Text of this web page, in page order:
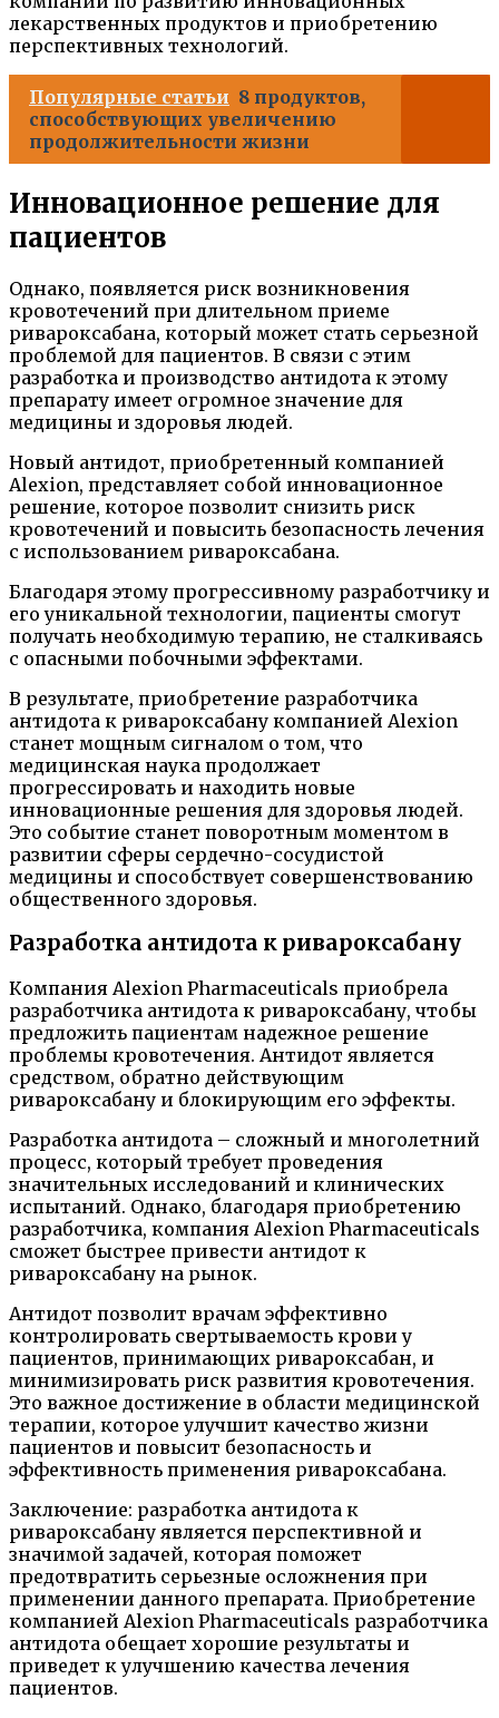
лекарственных продуктов и приобретению
перспективных технологий.
Популярные статьи 8 продуктов,
способствующих увеличению
продолжительности жизни
Инновационное решение для
пациентов
Однако, появляется риск возникновения
кровотечений при длительном приеме
ривароксабана, который может стать серьезной
проблемой для пациентов. В связи с этим
разработка и производство антидота к этому
препарату имеет огромное значение для
медицины и здоровья людей.
Новый антидот, приобретенный компанией
Alexion, представляет собой инновационное
решение, которое позволит снизить риск
кровотечений и повысить безопасность лечения
с использованием ривароксабана.
Благодаря этому прогрессивному разработчику и
его уникальной технологии, пациенты смогут
получать необходимую терапию, не сталкиваясь
с опасными побочными эффектами.
В результате, приобретение разработчика
антидота к ривароксабану компанией Alexion
станет мощным сигналом о том, что
медицинская наука продолжает
прогрессировать и находить новые
инновационные решения для здоровья людей.
Это событие станет поворотным моментом в
развитии сферы сердечно-сосудистой
медицины и способствует совершенствованию
общественного здоровья.
Разработка антидота к ривароксабану
Компания Alexion Pharmaceuticals приобрела
разработчика антидота к ривароксабану, чтобы
предложить пациентам надежное решение
проблемы кровотечения. Антидот является
средством, обратно действующим
ривароксабану и блокирующим его эффекты.
Разработка антидота – сложный и многолетний
процесс, который требует проведения
значительных исследований и клинических
испытаний. Однако, благодаря приобретению
разработчика, компания Alexion Pharmaceuticals
сможет быстрее привести антидот к
ривароксабану на рынок.
Антидот позволит врачам эффективно
контролировать свертываемость крови у
пациентов, принимающих ривароксабан, и
минимизировать риск развития кровотечения.
Это важное достижение в области медицинской
терапии, которое улучшит качество жизни
пациентов и повысит безопасность и
эффективность применения ривароксабана.
Заключение: разработка антидота к
ривароксабану является перспективной и
значимой задачей, которая поможет
предотвратить серьезные осложнения при
применении данного препарата. Приобретение
компанией Alexion Pharmaceuticals разработчика
антидота обещает хорошие результаты и
приведет к улучшению качества лечения
пациентов.